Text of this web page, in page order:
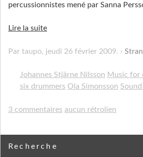
percussionnistes mené par Sanna
Lire la suite
Par taupo, jeudi 26 février 2009.
Johannes Stjärne Nilsson Music for
six drummers Ola Simonsson
3 commentaires aucun rétrolien
Recherche